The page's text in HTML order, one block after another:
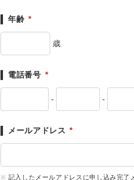
年齢 *
歳
電話番号 *
- -
メールアドレス *
記入したメールアドレスに申し込み完了